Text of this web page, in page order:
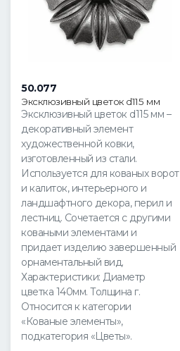
50.077
Эксклюзивный цветок d115 мм
Эксклюзивный цветок d115 мм –
декоративный элемент
художественной ковки,
изготовленный из стали.
Используется для кованых ворот
и калиток, интерьерного и
ландшафтного декора, перил и
лестниц. Сочетается с другими
коваными элементами и
придает изделию завершенный
орнаментальный вид.
Характеристики: Диаметр
цветка 140мм. Толщина г.
Относится к категории
«Кованые элементы»,
подкатегория «Цветы».